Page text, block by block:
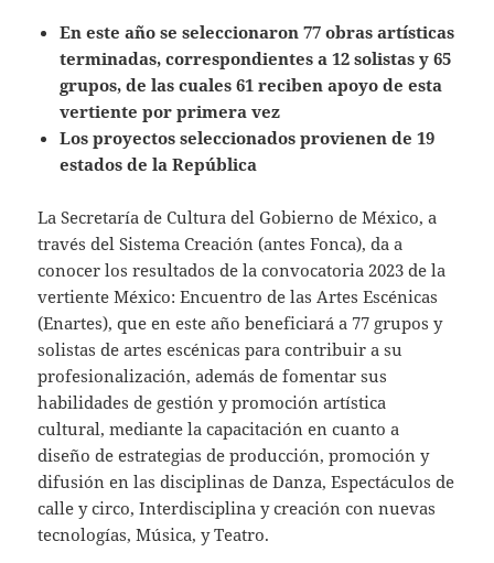
En este año se seleccionaron 77 obras artísticas
terminadas, correspondientes a 12 solistas y 65
grupos, de las cuales 61 reciben apoyo de esta
vertiente por primera vez
Los proyectos seleccionados provienen de 19
estados de la República
La Secretaría de Cultura del Gobierno de México, a
través del Sistema Creación (antes Fonca), da a
conocer los resultados de la convocatoria 2023 de la
vertiente México: Encuentro de las Artes Escénicas
(Enartes), que en este año beneficiará a 77 grupos y
solistas de artes escénicas para contribuir a su
profesionalización, además de fomentar sus
habilidades de gestión y promoción artística
cultural, mediante la capacitación en cuanto a
diseño de estrategias de producción, promoción y
difusión en las disciplinas de Danza, Espectáculos de
calle y circo, Interdisciplina y creación con nuevas
tecnologías, Música, y Teatro.